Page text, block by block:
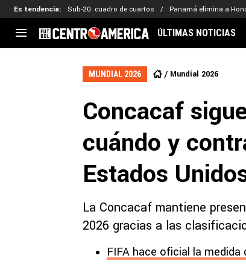
Es tendencia: Sub-20: cuadro de cuartos Panamá elimina a
CENTROAMÉRICA
El Salvador
CONCACAF
Liga de Naciones
Copa de Campeones
Copa Centroamericana
MLS
ÚLTIMAS NOTICIAS
MUNDIAL 2026 Mundial 2026
Concacaf
cuándo y
Estados
La Concacaf mantiene
2026 gracias a las
FIFA hace oficial la